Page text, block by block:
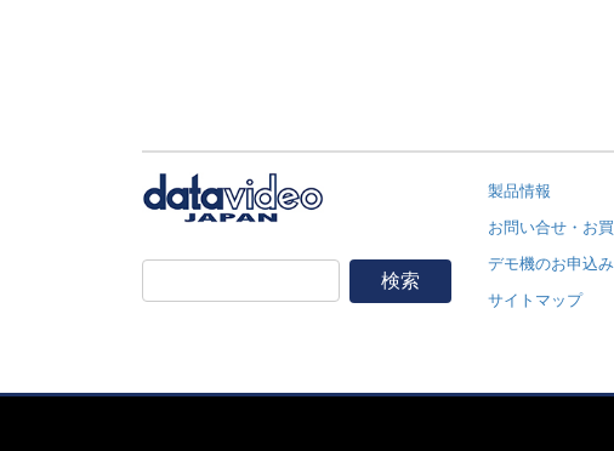
製品情報
お問い合せ・お
デモ機のお申込み
サイトマップ